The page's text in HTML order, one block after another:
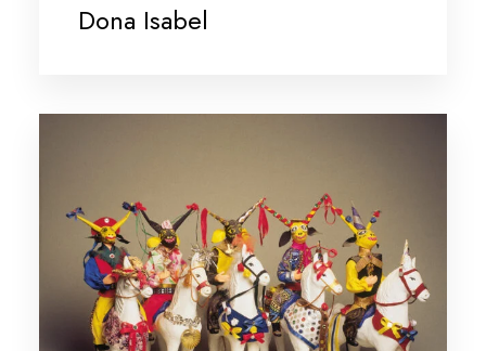
Dona Isabel